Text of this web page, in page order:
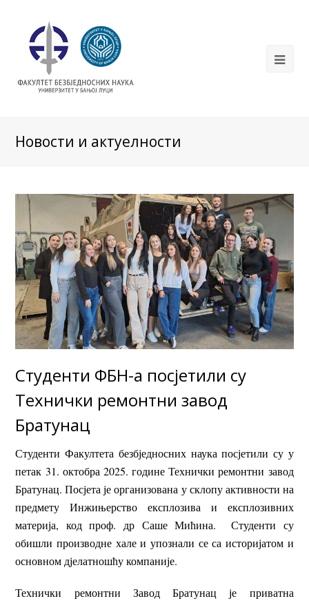
Новости и актуелности
Студенти ФБН-а посјетили су
Технички ремонтни завод
Братунац
Студенти Факултета безбједносних наука посјетили су у
петак 31. октобра 2025. године Технички ремонтни завод
Братунац. Посјета је организована у склопу активности на
предмету Инжињерство експлозива и експлозивних
материја, код проф. др Саше Мићина. Студенти су
обишли производне хале и упознали се са историјатом и
основном дјелатношћу компаније.
Технички ремонтни Завод Братунац је приватна